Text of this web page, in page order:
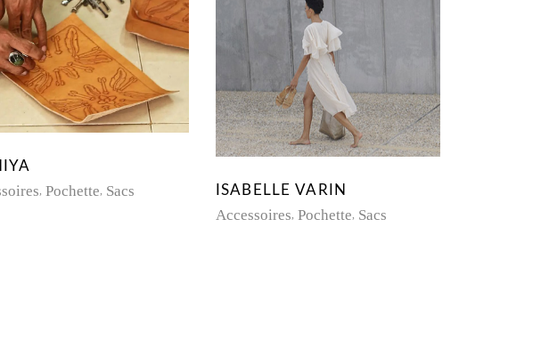
Pochette Sacs ISABELLE VARIN
Accessoires Pochette Sacs